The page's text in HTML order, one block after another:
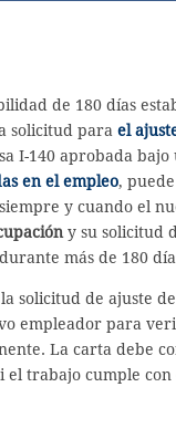
de 180 días
solicitud para el
I-140 aprobada bajo
en el empleo,
y cuando el
y su solicitud
más de 180
solicitud de ajuste
empleador para
La carta debe
el trabajo cumple